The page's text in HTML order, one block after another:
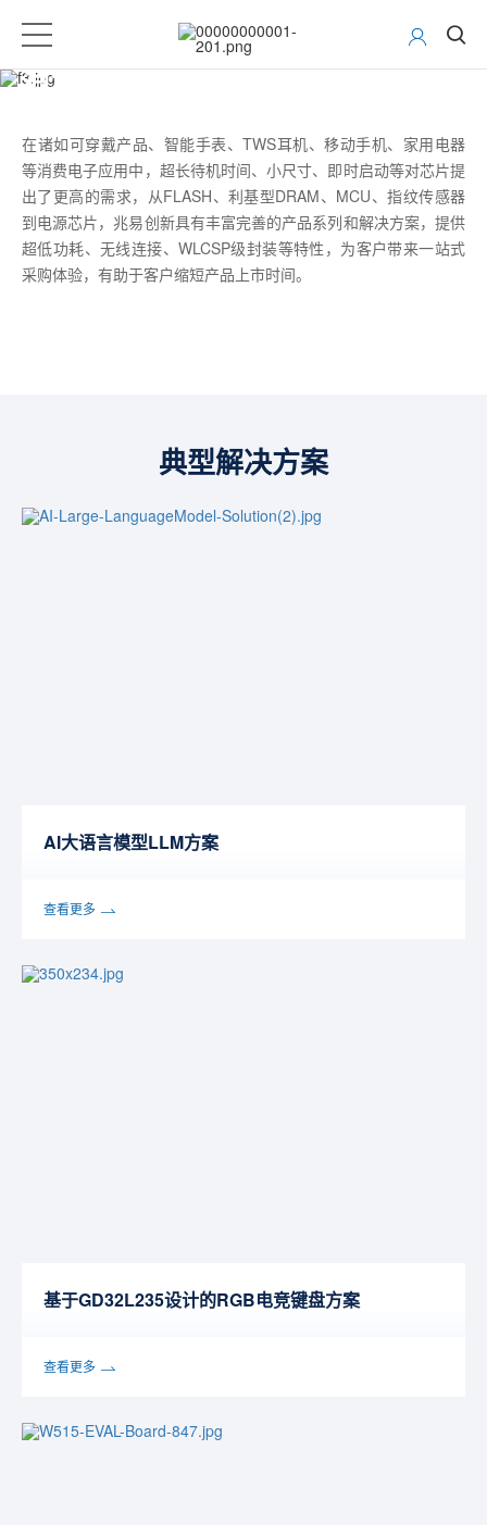
消费电子
在诸如可穿戴产品、智能手表、TWS耳机、移动手机、家用电器
等消费电子应用中，超长待机时间、小尺寸、即时启动等对芯片提
出了更高的需求，从FLASH、利基型DRAM、MCU、指纹传感器
到电源芯片，兆易创新具有丰富完善的产品系列和解决方案，提供
超低功耗、无线连接、WLCSP级封装等特性，为客户带来一站式
采购体验，有助于客户缩短产品上市时间。
典型解决方案
AI大语言模型LLM方案
查看更多
基于GD32L235设计的RGB电竞键盘方案
查看更多